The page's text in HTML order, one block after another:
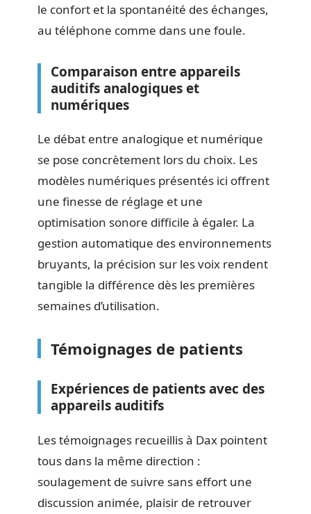
le confort et la spontanéité des échanges,
au téléphone comme dans une foule.
Comparaison entre appareils
auditifs analogiques et
numériques
Le débat entre analogique et numérique
se pose concrètement lors du choix. Les
modèles numériques présentés ici offrent
une finesse de réglage et une
optimisation sonore difficile à égaler. La
gestion automatique des environnements
bruyants, la précision sur les voix rendent
tangible la différence dès les premières
semaines d’utilisation.
Témoignages de patients
Expériences de patients avec des
appareils auditifs
Les témoignages recueillis à Dax pointent
tous dans la même direction :
soulagement de suivre sans effort une
discussion animée, plaisir de retrouver